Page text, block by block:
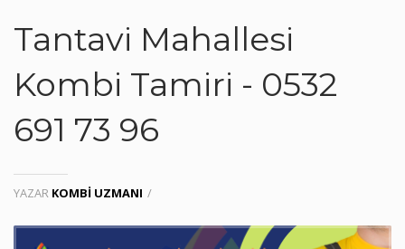
Tantavi Mahallesi
Kombi Tamiri - 0532
691 73 96
YAZAR KOMBI UZMANI /